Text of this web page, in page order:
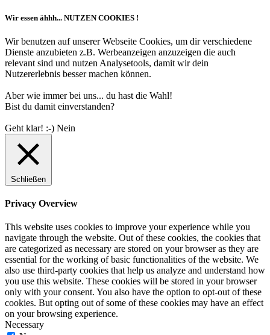
Wir essen ähhh... NUTZEN COOKIES !
Wir benutzen auf unserer Webseite Cookies, um dir verschiedene
Dienste anzubieten z.B. Werbeanzeigen anzuzeigen die auch
relevant sind und nutzen Analysetools, damit wir dein
Nutzererlebnis besser machen können.
Aber wie immer bei uns... du hast die Wahl!
Bist du damit einverstanden?
Geht klar! :-) Nein
Schließen
Privacy Overview
This website uses cookies to improve your experience while you
navigate through the website. Out of these cookies, the cookies that
are categorized as necessary are stored on your browser as they are
essential for the working of basic functionalities of the website. We
also use third-party cookies that help us analyze and understand how
you use this website. These cookies will be stored in your browser
only with your consent. You also have the option to opt-out of these
cookies. But opting out of some of these cookies may have an effect
on your browsing experience.
Necessary